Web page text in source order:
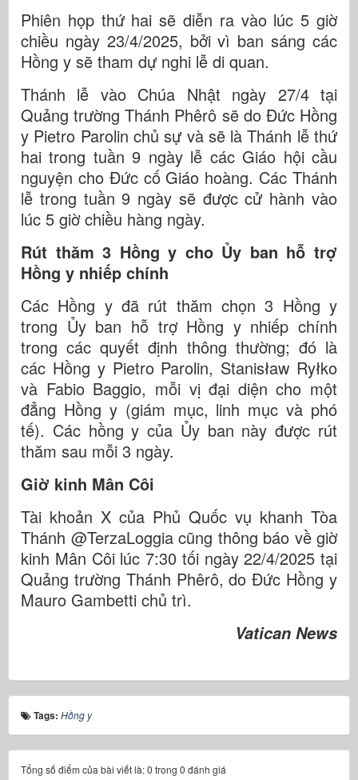
Phiên họp thứ hai sẽ diễn ra vào lúc 5 giờ
chiều ngày 23/4/2025, bởi vì ban sáng các
Hồng y sẽ tham dự nghi lễ di quan.
Thánh lễ vào Chúa Nhật ngày 27/4 tại
Quảng trường Thánh Phêrô sẽ do Đức Hồng
y Pietro Parolin chủ sự và sẽ là Thánh lễ thứ
hai trong tuần 9 ngày lễ các Giáo hội cầu
nguyện cho Đức cố Giáo hoàng. Các Thánh
lễ trong tuần 9 ngày sẽ được cử hành vào
lúc 5 giờ chiều hàng ngày.
Rút thăm 3 Hồng y cho Ủy ban hỗ trợ
Hồng y nhiếp chính
Các Hồng y đã rút thăm chọn 3 Hồng y
trong Ủy ban hỗ trợ Hồng y nhiếp chính
trong các quyết định thông thường; đó là
các Hồng y Pietro Parolin, Stanisław Ryłko
và Fabio Baggio, mỗi vị đại diện cho một
đẳng Hồng y (giám mục, linh mục và phó
tế). Các hồng y của Ủy ban này được rút
thăm sau mỗi 3 ngày.
Giờ kinh Mân Côi
Tài khoản X của Phủ Quốc vụ khanh Tòa
Thánh @TerzaLoggia cũng thông báo về giờ
kinh Mân Côi lúc 7:30 tối ngày 22/4/2025 tại
Quảng trường Thánh Phêrô, do Đức Hồng y
Mauro Gambetti chủ trì.
Vatican News
Tags: Hồng y
Tổng số điểm của bài viết là: 0 trong 0 đánh giá